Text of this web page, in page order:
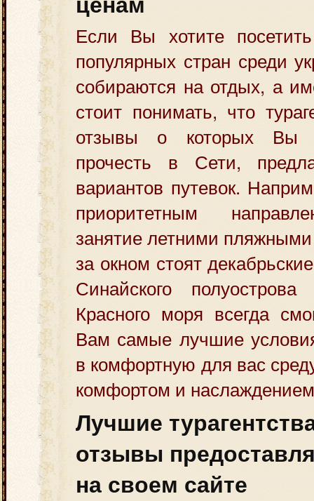
Если Вы хотите
популярных стран среди
собираются на отдых, а
стоит понимать, что
отзывы о которых Вы
прочесть в Сети,
вариантов путевок.
приоритетным
занятие летними
за окном стоят
Синайского
Красного моря всегда
Вам самые лучшие
в комфортную для вас
комфортом и
Лучшие
отзывы
на своем сайте